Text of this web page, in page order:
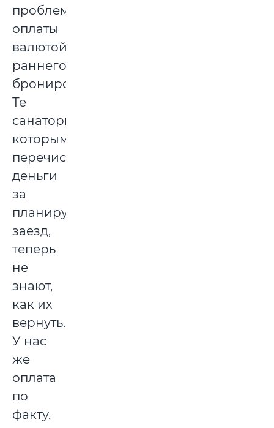
проблемой
оплаты
валютой
раннего
бронирования.
Те
санатории,
которым
перечисляют
деньги
за
планируемый
заезд,
теперь
не
знают,
как их
вернуть.
У нас
же
оплата
по
факту.